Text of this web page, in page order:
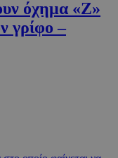
όχημα «Z»
γρίφο –